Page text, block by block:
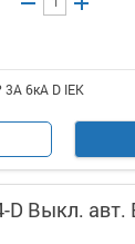
6кА D IEK
D Выкл.